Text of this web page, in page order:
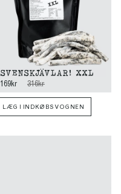
SVENSKJÄVLAR! XXL
169kr 316kr
LÆG I INDKØBSVOGNEN